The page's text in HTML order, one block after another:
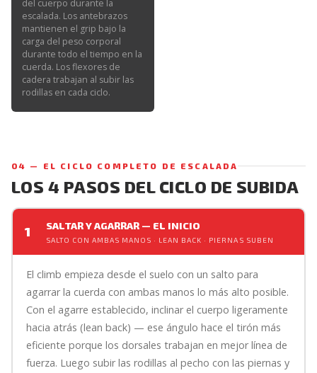
del cuerpo durante la
escalada. Los antebrazos
mantienen el grip bajo la
carga del peso corporal
durante todo el tiempo en la
cuerda. Los flexores de
cadera trabajan al subir las
rodillas en cada ciclo.
04 — EL CICLO COMPLETO DE ESCALADA
LOS 4 PASOS DEL CICLO DE SUBIDA
1 SALTAR Y AGARRAR — EL INICIO
SALTO CON AMBAS MANOS · LEAN BACK · PIERNAS SUBEN
El climb empieza desde el suelo con un salto para
agarrar la cuerda con ambas manos lo más alto posible.
Con el agarre establecido, inclinar el cuerpo ligeramente
hacia atrás (lean back) — ese ángulo hace el tirón más
eficiente porque los dorsales trabajan en mejor línea de
fuerza. Luego subir las rodillas al pecho con las piernas y